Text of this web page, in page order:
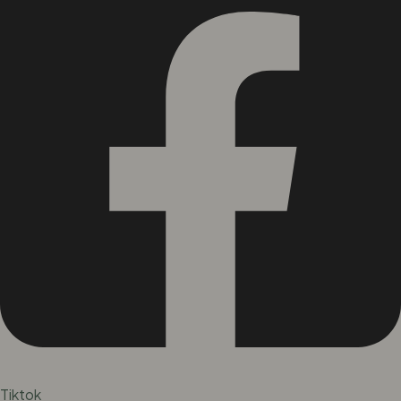
Tiktok